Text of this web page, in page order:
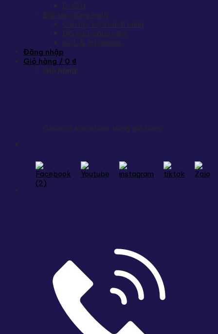
E-Gift
Đối tác đồng hành
Câu lạc bộ khách hàng
Đội ngũ giảng viên
KOL & Influencer
Đăng nhập
Giỏ hàng / 0 ₫
Giỏ hàng
Chưa có sản phẩm trong giỏ hàng.